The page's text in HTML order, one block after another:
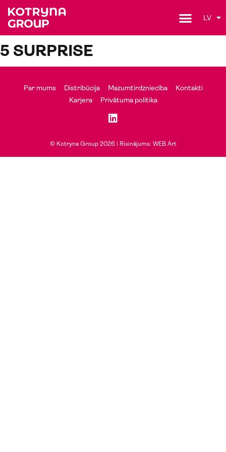
LV
5 SURPRISE
Par mums Distribūcija Mazumtirdzniecība
Kontakti
Karjera
Privātuma politika
© Kotryna Group 2026 | Risinājums: WEB Art